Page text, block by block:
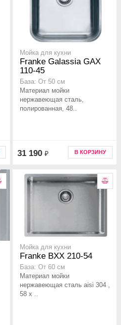
Мойка для кухни
Franke Galassia GAX
110-45
База: От 50 см
Материал мойки
нержавеющая сталь,
полированная, 48..
31 190 ₽ В КОРЗИНУ
Мойка для кухни
Franke BXX 210-54
База: От 60 см
Материал мойки
нержавеющая сталь aisi 304 ,
58 x ..